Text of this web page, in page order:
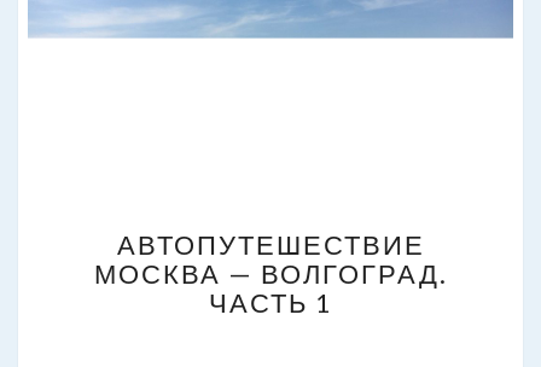
МОСКВА
—
ВОЛГОГРАД.
АВТОПУТЕШЕСТВИЕ
МОСКВА — ВОЛГОГРАД.
ЧАСТЬ 1